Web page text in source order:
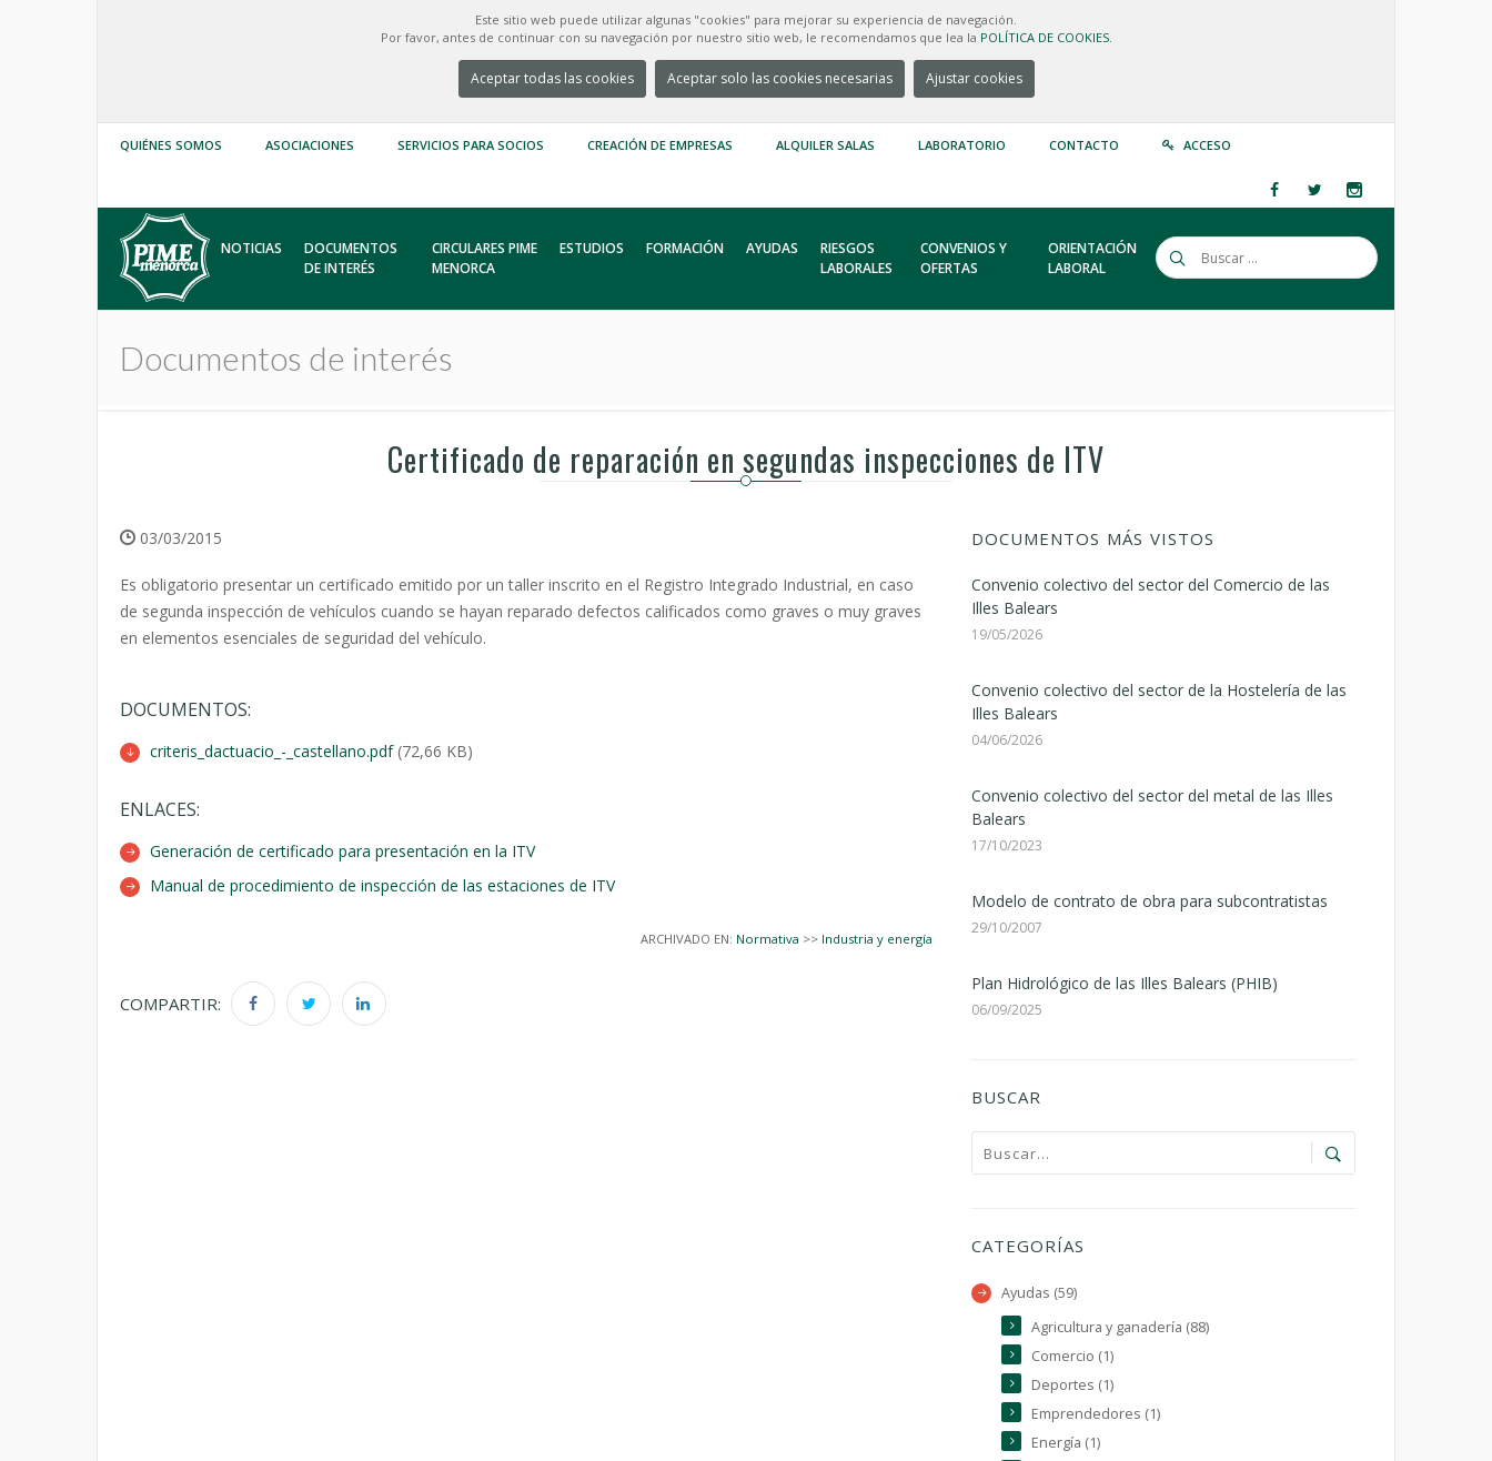
Este sitio web puede utilizar algunas "cookies" para mejorar su experiencia de navegación.
Por favor, antes de continuar con su navegación por nuestro sitio web, le recomendamos que lea la POLÍTICA DE COOKIES.
Aceptar todas las cookies Aceptar solo las cookies necesarias Ajustar cookies
QUIÉNES SOMOS ASOCIACIONES SERVICIOS PARA SOCIOS CREACIÓN DE EMPRESAS ALQUILER SALAS LABORATORIO CONTACTO ACCESO
NOTICIAS
DOCUMENTOS
DE INTERÉS
CIRCULARES PIME
MENORCA
ESTUDIOS FORMACIÓN AYUDAS
RIESGOS
LABORALES
CONVENIOS Y
OFERTAS
ORIENTACIÓN
LABORAL
Documentos de interés
Certificado de reparación en segundas inspecciones de ITV
03/03/2015
Es obligatorio presentar un certificado emitido por un taller inscrito en el Registro Integrado Industrial, en caso
de segunda inspección de vehículos cuando se hayan reparado defectos calificados como graves o muy graves
en elementos esenciales de seguridad del vehículo.
DOCUMENTOS:
criteris_dactuacio_-_castellano.pdf(72,66 KB)
ENLACES:
Generación de certificado para presentación en la ITV
Manual de procedimiento de inspección de las estaciones de ITV
ARCHIVADO EN: Normativa >> Industria y energía
COMPARTIR:
DOCUMENTOS MÁS VISTOS
Convenio colectivo del sector del Comercio de las
Illes Balears
19/05/2026
Convenio colectivo del sector de la Hostelería de las
Illes Balears
04/06/2026
Convenio colectivo del sector del metal de las Illes
Balears
17/10/2023
Modelo de contrato de obra para subcontratistas
29/10/2007
Plan Hidrológico de las Illes Balears (PHIB)
06/09/2025
BUSCAR
CATEGORÍAS
Ayudas (59)
Agricultura y ganadería (88)
Comercio (1)
Deportes (1)
Emprendedores (1)
Energía (1)